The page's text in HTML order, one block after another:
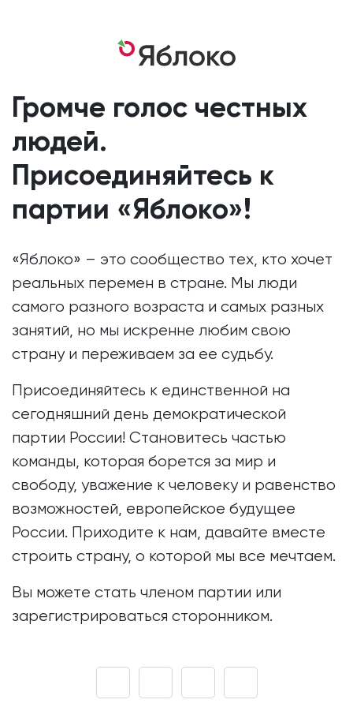
Громче голос честных
людей.
Присоединяйтесь к
партии «Яблоко»!
«Яблоко» – это сообщество тех, кто хочет
реальных перемен в стране. Мы люди
самого разного возраста и самых разных
занятий, но мы искренне любим свою
страну и переживаем за ее судьбу.
Присоединяйтесь к единственной на
сегодняшний день демократической
партии России! Становитесь частью
команды, которая борется за мир и
свободу, уважение к человеку и равенство
возможностей, европейское будущее
России. Приходите к нам, давайте вместе
строить страну, о которой мы все мечтаем.
Вы можете стать членом партии или
зарегистрироваться сторонником.